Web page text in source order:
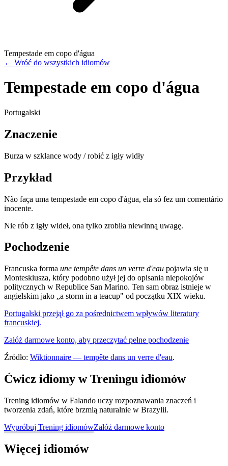
Tempestade em copo d'água
← Wróć do wszystkich idiomów
Tempestade em copo d'água
Portugalski
Znaczenie
Burza w szklance wody / robić z igły widły
Przykład
Não faça uma tempestade em copo d'água, ela só fez um comentário
inocente.
Nie rób z igły wideł, ona tylko zrobiła niewinną uwagę.
Pochodzenie
Francuska forma une tempête dans un verre d'eau pojawia się u
Monteskiusza, który podobno użył jej do opisania niepokojów
politycznych w Republice San Marino. Ten sam obraz istnieje w
angielskim jako „a storm in a teacup" od początku XIX wieku.
Portugalski przejął go za pośrednictwem wpływów literatury
francuskiej.
Załóż darmowe konto, aby przeczytać pełne pochodzenie
Źródło: Wiktionnaire — tempête dans un verre d'eau.
Ćwicz idiomy w Treningu idiomów
Trening idiomów w Falando uczy rozpoznawania znaczeń i
tworzenia zdań, które brzmią naturalnie w Brazylii.
Wypróbuj Trening idiomówZałóż darmowe konto
Więcej idiomów